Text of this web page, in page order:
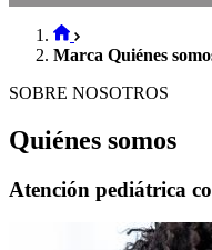
Marca Quiénes
SOBRE NOSOTROS
Quiénes somos
Atención pediátrica